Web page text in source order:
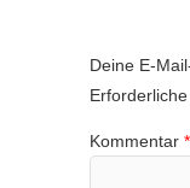
Deine E-
Kommentar *